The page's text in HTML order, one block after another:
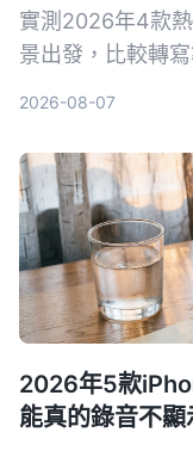
實測2026年4款
景出發，比較轉
2026-08-07
2026年5款
能真的錄音不顯